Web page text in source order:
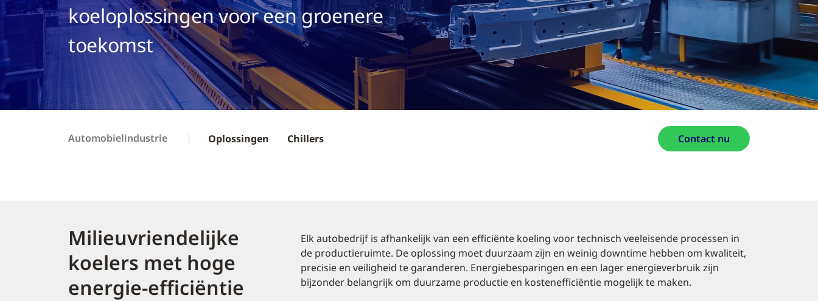
koeloplossingen voor een groenere
toekomst
Automobielindustrie Oplossingen Chillers Contact nu
Milieuvriendelijke
koelers met hoge
energie-efficiëntie
Elk autobedrijf is afhankelijk van een efficiënte koeling voor technisch veeleisende processen in
de productieruimte. De oplossing moet duurzaam zijn en weinig downtime hebben om kwaliteit,
precisie en veiligheid te garanderen. Energiebesparingen en een lager energieverbruik zijn
bijzonder belangrijk om duurzame productie en kostenefficiëntie mogelijk te maken.